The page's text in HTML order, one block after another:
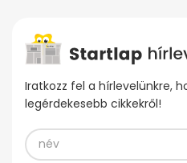
Iratkozz fel a hírlevelünkre,
legérdekesebb cikkekről!